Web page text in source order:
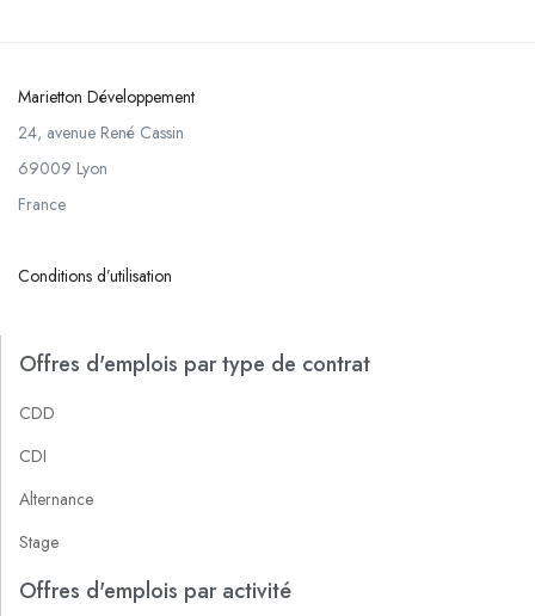
Marietton Développement
24, avenue René Cassin
69009 Lyon
France
Conditions d’utilisation
Offres d'emplois par type de contrat
CDD
CDI
Alternance
Stage
Offres d'emplois par activité